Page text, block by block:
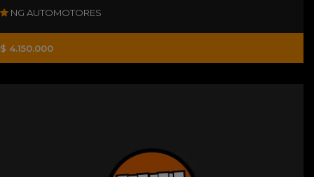
NG AUTOMOTORES
$ 4.150.000